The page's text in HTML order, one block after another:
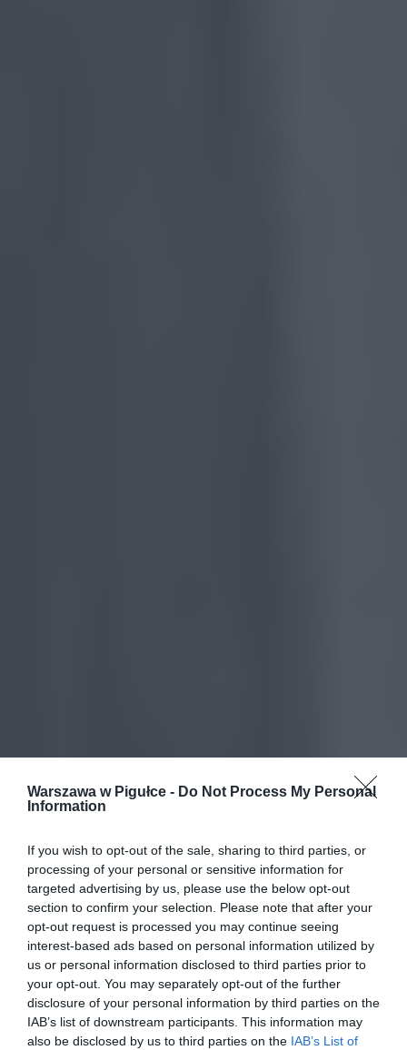
Warszawa w Pigułce - Do Not Process My Personal
Information
If you wish to opt-out of the sale, sharing to third parties, or
processing of your personal or sensitive information for
targeted advertising by us, please use the below opt-out
section to confirm your selection. Please note that after your
opt-out request is processed you may continue seeing
interest-based ads based on personal information utilized by
us or personal information disclosed to third parties prior to
your opt-out. You may separately opt-out of the further
disclosure of your personal information by third parties on the
IAB’s list of downstream participants. This information may
also be disclosed by us to third parties on the IAB’s List of